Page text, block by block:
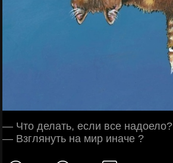
— Что делать, если все надоело?
— Взглянуть на мир иначе ?